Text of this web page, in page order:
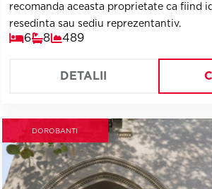
recomanda aceasta proprietate ca fiind
resedinta sau sediu reprezentantiv.
6 8 489
DETALII
DOROBANTI